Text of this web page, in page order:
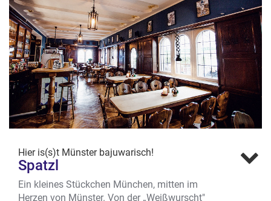
Hier is(s)t Münster bajuwarisch!
Spatzl
Ein kleines Stückchen München, mitten im
Herzen von Münster. Von der „Weißwurscht"